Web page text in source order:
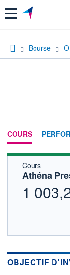
Menu
Bourse
COURS
Cours
Athéna
1
Consulter le
OBJECTIF